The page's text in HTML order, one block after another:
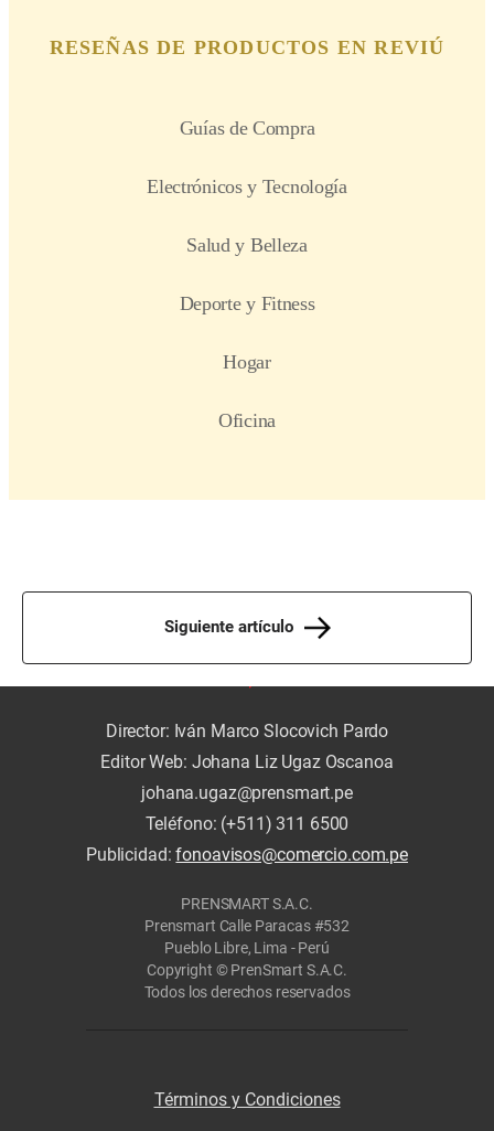
Siguiente artículo
Director: Iván Marco Slocovich Pardo
Editor Web: Johana Liz Ugaz Oscanoa
johana.ugaz@prensmart.pe
Teléfono: (+511) 311 6500
Publicidad:fonoavisos@comercio.com.pe
PRENSMART S.A.C.
Prensmart Calle Paracas #532
Pueblo Libre, Lima - Perú
Copyright © PrenSmart S.A.C.
Todos los derechos reservados
Términos y Condiciones